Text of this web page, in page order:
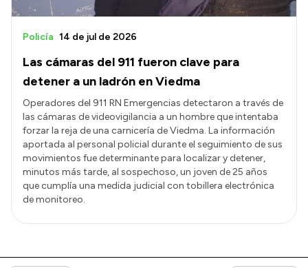
Las cámaras del 911 fueron clave para
detener a un ladrón en Viedma
Policía 14 de jul de 2026
Operadores del 911 RN Emergencias detectaron a través de
las cámaras de videovigilancia a un hombre que intentaba
forzar la reja de una carnicería de Viedma. La información
aportada al personal policial durante el seguimiento de sus
movimientos fue determinante para localizar y detener,
minutos más tarde, al sospechoso, un joven de 25 años
que cumplía una medida judicial con tobillera electrónica
de monitoreo.